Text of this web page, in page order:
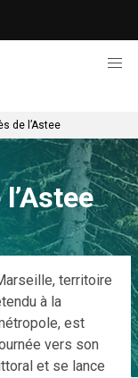
de l’Astee
territoire
à la
est
vers son
et se lance